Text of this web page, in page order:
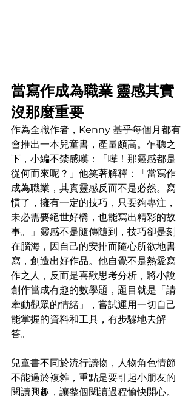
當寫作成為職業 靈感其實
沒那麼重要
作為全職作者，Kenny 基乎每個月都有
會推出一本兒童書，產量頗高。乍聽之
下，小編不禁感嘆：「嘩！那靈感都是
從何而來呢？」他笑著解釋：「當寫作
成為職業，其實靈感反而不是必然。寫
慣了，擁有一定的技巧，只要夠專注，
未必需要絕世好橋，也能寫出精彩的故
事。」靈感不是隨傳隨到，技巧卻是刻
在腦海，因自己的安排而隨心所欲地書
寫，創造出好作品。他自覺不是熱愛寫
作之人，反而是喜歡思考分析，將小說
創作當成有趣的數學題，題目就是「請
牽動觀眾的情緒」，嘗試運用一切自己
能掌握的資料和工具，有步驟地去解
答。
兒童書不同於流行讀物，人物角色情節
不能過於複雜，重點是要引起小朋友的
閱讀興趣，讓整個閱讀過程愉快開心。